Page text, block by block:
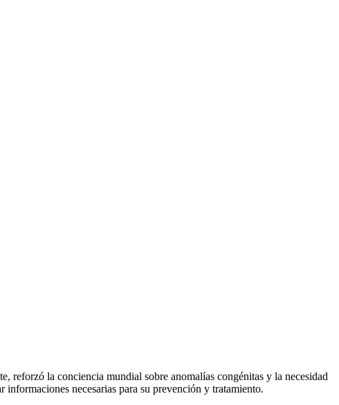
reforzó la conciencia mundial sobre anomalías congénitas y la necesidad
necesarias para su prevención y tratamiento.